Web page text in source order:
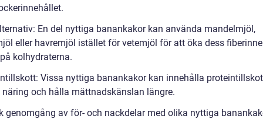
En del nyttiga banankakor kan använda mandelmjöl,
eller havremjöl istället för vetemjöl för att öka dess
kolhydraterna.
Vissa nyttiga banankakor kan innehålla
näring och hålla mättnadskänslan längre.
genomgång av för- och nackdelar med olika nyttiga